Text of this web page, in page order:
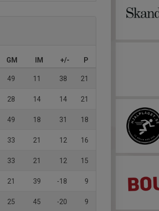
GM IM +/- P
49 11 38 21
28 14 14 21
49 18 31 18
33 21 12 16
33 21 12 15
21 39 -18 9
25 45 -20 9